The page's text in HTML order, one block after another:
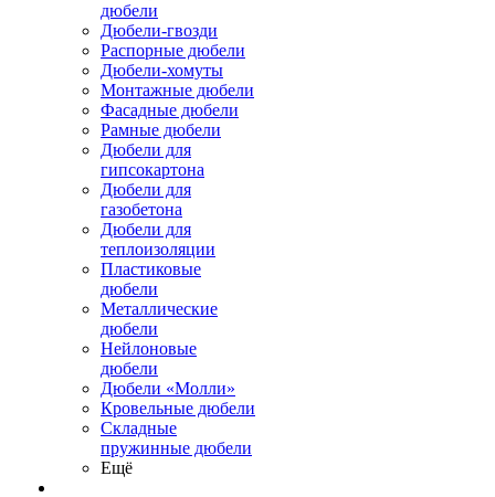
дюбели
Дюбели-гвозди
Распорные дюбели
Дюбели-хомуты
Монтажные дюбели
Фасадные дюбели
Рамные дюбели
Дюбели для
гипсокартона
Дюбели для
газобетона
Дюбели для
теплоизоляции
Пластиковые
дюбели
Металлические
дюбели
Нейлоновые
дюбели
Дюбели «Молли»
Кровельные дюбели
Складные
пружинные дюбели
Ещё